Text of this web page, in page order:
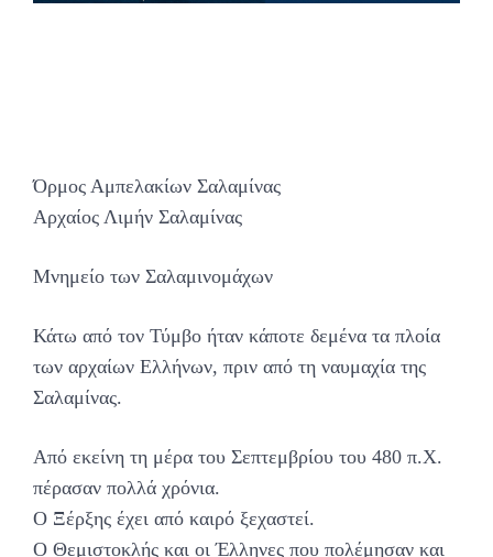
Όρμος Αμπελακίων Σαλαμίνας
Αρχαίος Λιμήν Σαλαμίνας
Μνημείο των Σαλαμινομάχων
Κάτω από τον Τύμβο ήταν κάποτε δεμένα τα πλοία
των αρχαίων Ελλήνων, πριν από τη ναυμαχία της
Σαλαμίνας.
Από εκείνη τη μέρα του Σεπτεμβρίου του 480 π.Χ.
πέρασαν πολλά χρόνια.
Ο Ξέρξης έχει από καιρό ξεχαστεί.
Ο Θεμιστοκλής και οι Έλληνες που πολέμησαν και